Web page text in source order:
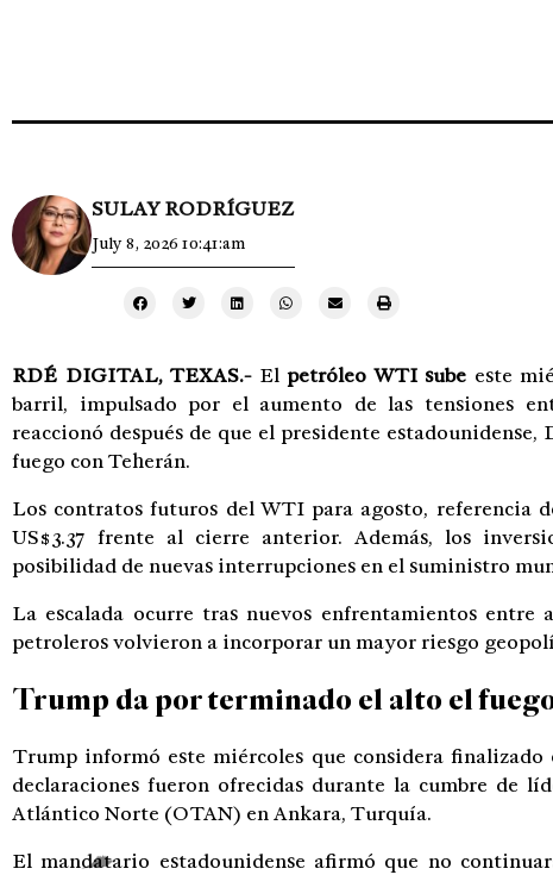
SULAY RODRÍGUEZ
July 8, 2026 10:41:am
RDÉ DIGITAL, TEXAS.-Elpetróleo WTI sube este
barril, impulsado por el aumento de las tensiones
reaccionó después de que el presidente
fuego con Teherán.
Los contratos futuros del WTI para agosto, referencia
US$3.37 frente al cierre anterior. Además, los
posibilidad de nuevas interrupciones en el suministro
La escalada ocurre tras nuevos enfrentamientos entre
petroleros volvieron a incorporar un mayor riesgo
Trump da por terminado el alto el
Trump informó este miércoles que considera
declaraciones fueron ofrecidas durante la cumbre de
Atlántico Norte (OTAN) en Ankara, Turquía.
El mandatario estadounidense afirmó que no